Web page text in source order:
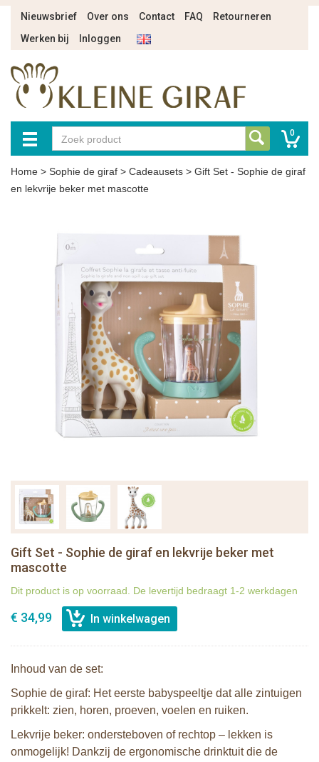
Nieuwsbrief Over ons Contact FAQ
Retourneren
Werken bij
Inloggen
0
Home > Sophie de giraf > Cadeausets > Gift Set - Sophie de giraf
en lekvrije beker met mascotte
Gift Set - Sophie de giraf en lekvrije beker met
mascotte
Dit product is op voorraad. De levertijd bedraagt 1-2 werkdagen
€ 34,99
Inhoud van de set:
Sophie de giraf: Het eerste babyspeeltje dat alle zintuigen
prikkelt: zien, horen, proeven, voelen en ruiken.
Lekvrije beker: ondersteboven of rechtop – lekken is
onmogelijk! Dankzij de ergonomische drinktuit die de